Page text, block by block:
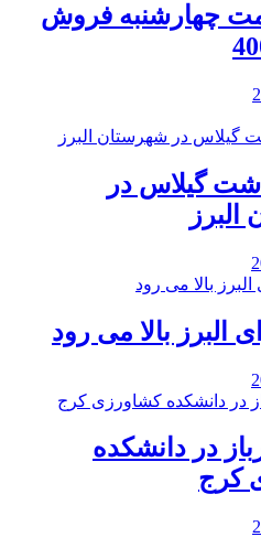
چهارشنبه فروش
گیلاس در
البرز بالا می رود
در دانشکده
کرج